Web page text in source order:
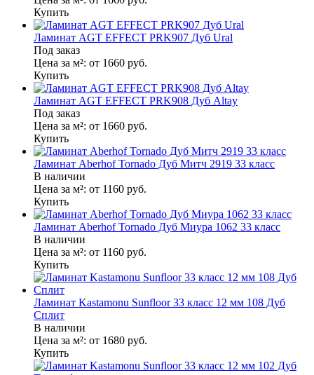
Купить
Ламинат AGT EFFECT PRK907 Дуб Ural
Под заказ
Цена за м²: от 1660 руб.
Купить
Ламинат AGT EFFECT PRK908 Дуб Altay
Под заказ
Цена за м²: от 1660 руб.
Купить
Ламинат Aberhof Tornado Дуб Митч 2919 33 класс
В наличии
Цена за м²: от 1160 руб.
Купить
Ламинат Aberhof Tornado Дуб Миура 1062 33 класс
В наличии
Цена за м²: от 1160 руб.
Купить
Ламинат Kastamonu Sunfloor 33 класс 12 мм 108 Дуб
Сплит
В наличии
Цена за м²: от 1680 руб.
Купить